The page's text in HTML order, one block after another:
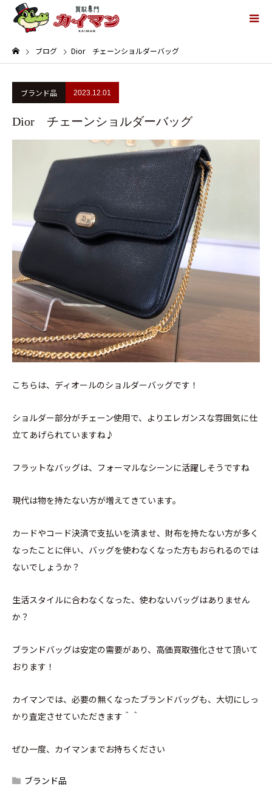
ブログ Dior チェーンショルダーバッグ
ブランド品 2023.12.01
Dior チェーンショルダーバッグ
こちらは、ディオールのショルダーバッグです！
ショルダー部分がチェーン使用で、よりエレガンスな雰囲気に仕
立てあげられていますね♪
フラットなバッグは、フォーマルなシーンに活躍しそうですね
現代は物を持たない方が増えてきています。
カードやコード決済で支払いを済ませ、財布を持たない方が多く
なったことに伴い、バッグを使わなくなった方もおられるのでは
ないでしょうか？
生活スタイルに合わなくなった、使わないバッグはありません
か？
ブランドバッグは安定の需要があり、高価買取強化させて頂いて
おります！
カイマンでは、必要の無くなったブランドバッグも、大切にしっ
かり査定させていただきます＾＾
ぜひ一度、カイマンまでお持ちください
ブランド品